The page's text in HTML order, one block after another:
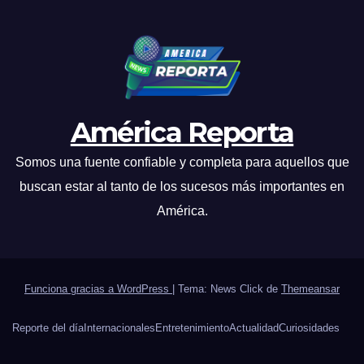
América Reporta
Somos una fuente confiable y completa para aquellos que
buscan estar al tanto de los sucesos más importantes en
América.
Funciona gracias a WordPress Tema: News Click de Themeansar
Reporte del díaInternacionales EntretenimientoActualidadCuriosidades